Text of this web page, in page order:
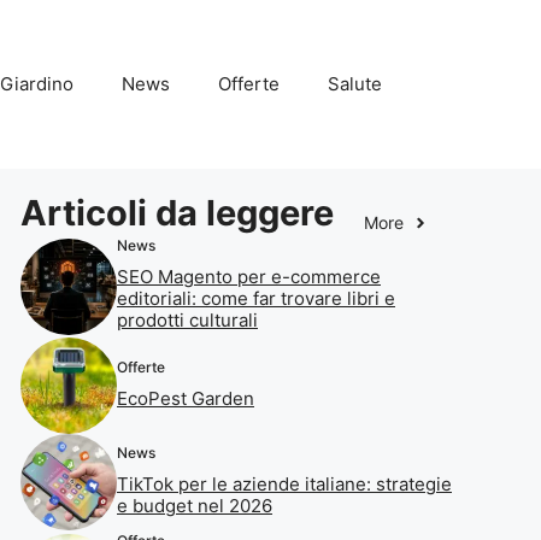
Giardino News Offerte Salute
Articoli da leggere More
News
SEO Magento per e-commerce
editoriali: come far trovare libri e
prodotti culturali
Offerte
EcoPest Garden
News
TikTok per le aziende italiane: strategie
e budget nel 2026